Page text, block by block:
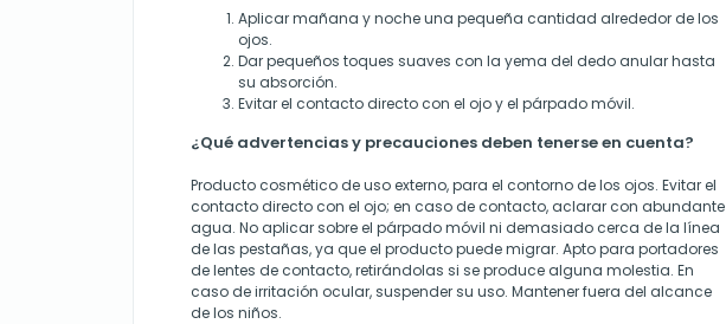
Aplicar mañana y noche una pequeña cantidad alrededor de los
ojos.
Dar pequeños toques suaves con la yema del dedo anular hasta
su absorción.
Evitar el contacto directo con el ojo y el párpado móvil.
¿Qué advertencias y precauciones deben tenerse en cuenta?
Producto cosmético de uso externo, para el contorno de los ojos. Evitar el
contacto directo con el ojo; en caso de contacto, aclarar con abundante
agua. No aplicar sobre el párpado móvil ni demasiado cerca de la línea
de las pestañas, ya que el producto puede migrar. Apto para portadores
de lentes de contacto, retirándolas si se produce alguna molestia. En
caso de irritación ocular, suspender su uso. Mantener fuera del alcance
de los niños.